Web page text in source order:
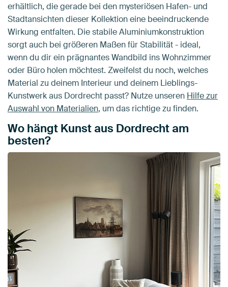
erhältlich, die gerade bei den mysteriösen Hafen- und
Stadtansichten dieser Kollektion eine beeindruckende
Wirkung entfalten. Die stabile Aluminiumkonstruktion
sorgt auch bei größeren Maßen für Stabilität - ideal,
wenn du dir ein prägnantes Wandbild ins Wohnzimmer
oder Büro holen möchtest. Zweifelst du noch, welches
Material zu deinem Interieur und deinem Lieblings-
Kunstwerk aus Dordrecht passt? Nutze unseren Hilfe zur
Auswahl von Materialien, um das richtige zu finden.
Wo hängt Kunst aus Dordrecht am
besten?